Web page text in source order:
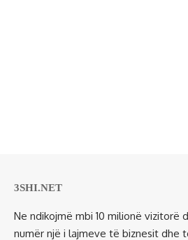
3SHI.NET
Ne ndikojmë mbi 10 milionë vizitorë
numër një i lajmeve të biznesit dhe